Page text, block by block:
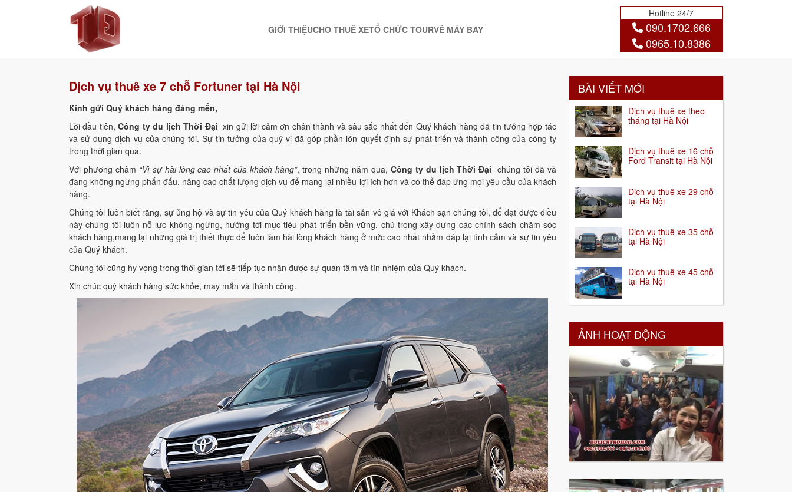
GIỚI THIỆUCHO THUÊ XETỔ CHỨC TOURVÉ MÁY BAY
Hotline 24/7
090.1702.666
0965.10.8386
Dịch vụ thuê xe 7 chỗ Fortuner tại Hà Nội
Kính gửi Quý khách hàng đáng mến,
Lời đầu tiên,Công ty du lịch Thời Đạixin gửi lời cảm ơn chân thành và sâu sắc nhất đến Quý khách hàng đã tin tưởng hợp tác
và sử dụng dịch vụ của chúng tôi. Sự tin tưởng của quý vị đã góp phần lớn quyết định sự phát triển và thành công của công ty
trong thời gian qua.
Với phương châm “Vì sự hài lòng cao nhất của khách hàng”, trong những năm qua, Công ty du lịch Thời Đại chúng tôi đã và
đang không ngừng phấn đấu, nâng cao chất lượng dịch vụ để mang lại nhiều lợi ích hơn và có thể đáp ứng mọi yêu cầu của khách
hàng.
Chúng tôi luôn biết rằng, sự ủng hộ và sự tin yêu của Quý khách hàng là tài sản vô giá với Khách sạn chúng tôi, để đạt được điều
này chúng tôi luôn nỗ lực không ngừng, hướng tới mục tiêu phát triển bền vững, chú trọng xây dựng các chính sách chăm sóc
khách hàng,mang lại những giá trị thiết thực để luôn làm hài lòng khách hàng ở mức cao nhất nhằm đáp lại tình cảm và sự tin yêu
của Quý khách.
Chúng tôi cũng hy vọng trong thời gian tới sẽ tiếp tục nhận được sự quan tâm và tín nhiệm của Quý khách.
Xin chúc quý khách hàng sức khỏe, may mắn và thành công.
BÀI VIẾT MỚI
Dịch vụ thuê xe theo
tháng tại Hà Nội
Dịch vụ thuê xe 16 chỗ
Ford Transit tại Hà Nội
Dịch vụ thuê xe 29 chỗ
tại Hà Nội
Dịch vụ thuê xe 35 chỗ
tại Hà Nội
Dịch vụ thuê xe 45 chỗ
tại Hà Nội
ẢNH HOẠT ĐỘNG